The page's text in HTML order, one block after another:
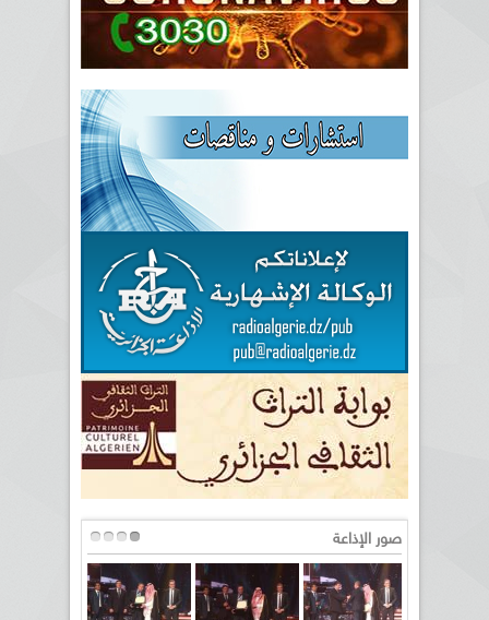
صور الإذاعة